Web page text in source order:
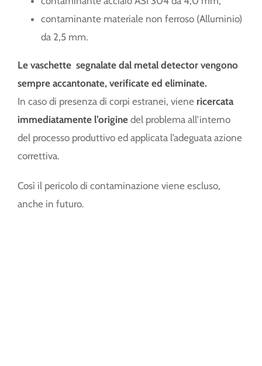
contaminante materiale non ferroso (Alluminio)
da 2,5 mm.
Le vaschette segnalate dal metal detector vengono
sempre accantonate, verificate ed eliminate.
In caso di presenza di corpi estranei, viene ricercata
immediatamente l’origine del problema all’interno
del processo produttivo ed applicata l’adeguata azione
correttiva.
Così il pericolo di contaminazione viene escluso,
anche in futuro.